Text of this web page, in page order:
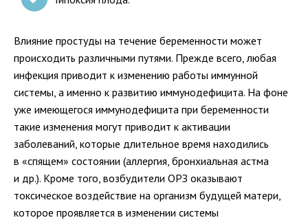
Влияние простуды на течение беременности может
происходить различными путями. Прежде всего, любая
инфекция приводит к изменению работы иммунной
системы, а именно к развитию иммунодефицита. На фоне
уже имеющегося иммунодефицита при беременности
такие изменения могут приводит к активации
заболеваний, которые длительное время находились
в «спящем» состоянии (аллергия, бронхиальная астма
и др.). Кроме того, возбудители ОРЗ оказывают
токсическое воздействие на организм будущей матери,
которое проявляется в изменении системы